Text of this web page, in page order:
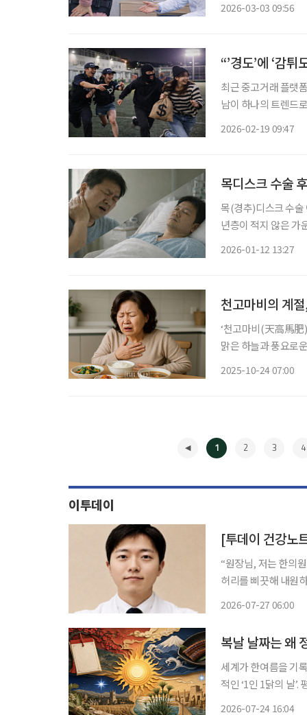
2026-03-03 09:56
“’경도’에 ‘감
최근 중고거래 플랫
남이 하나의 트렌드
2026-02-19 09:47
목디스크 수술
목(경추)디스크 수술
년층이 적지 않은 가
2026-01-12 13:27
천고마비의 계
‘천고마비(天高馬肥)’의 계절이
맑은 하늘과 풍요로
2025-10-24 07:00
1 2 3 4
이투데이
[투데이 건강노
“원장님, 저는 한의원이 잘 맞는 것 같아요.”
허리를 삐끗해 내원
2026-07-27 06:00
복날 날짜는 왜
세계가 한여름을 기
적인 ‘1인 1닭의 날
2026-07-24 16:04